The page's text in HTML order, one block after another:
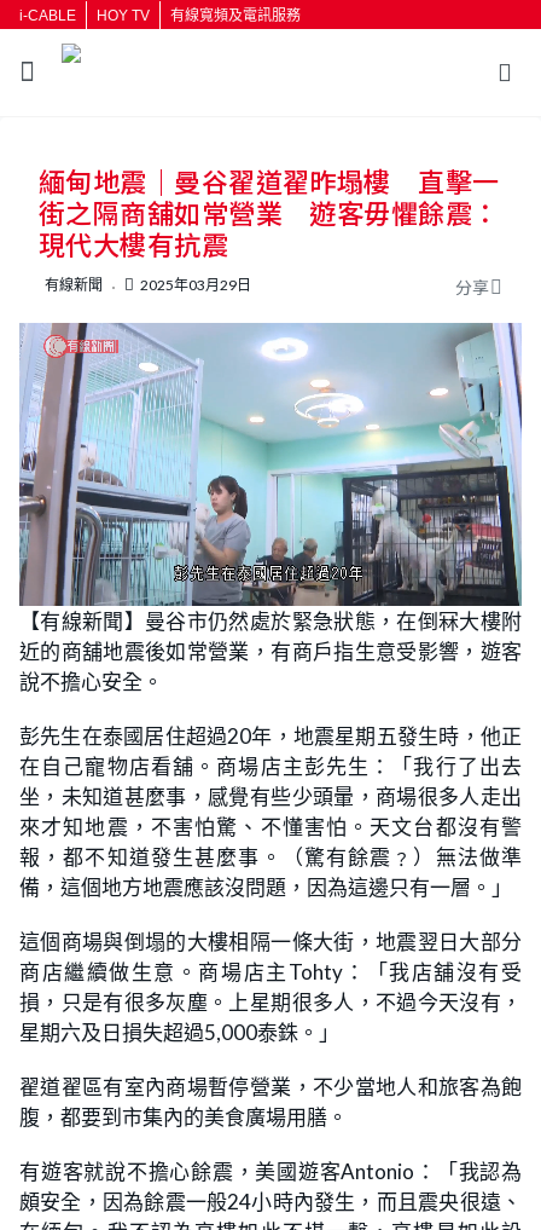
i-CABLE HOY TV 有線寬頻及電訊服務
按輸入鍵開始搜尋
緬甸地震｜曼谷翟道翟昨塌樓 直擊一
街之隔商舖如常營業 遊客毋懼餘震：
現代大樓有抗震
有線新聞 2025年03月29日 分享
U
n
m
t
e
L
o
a
d
e
d
8
5
%
【有線新聞】曼谷市仍然處於緊急狀態，在倒冧大樓附
近的商舖地震後如常營業，有商戶指生意受影響，遊客
說不擔心安全。
彭先生在泰國居住超過20年，地震星期五發生時，他正
在自己寵物店看舖。商場店主彭先生：「我行了出去
坐，未知道甚麼事，感覺有些少頭暈，商場很多人走出
來才知地震，不害怕驚、不懂害怕。天文台都沒有警
報，都不知道發生甚麼事。（驚有餘震﹖）無法做準
備，這個地方地震應該沒問題，因為這邊只有一層。」
這個商場與倒塌的大樓相隔一條大街，地震翌日大部分
商店繼續做生意。商場店主Tohty：「我店舖沒有受
損，只是有很多灰塵。上星期很多人，不過今天沒有，
星期六及日損失超過5,000泰銖。」
翟道翟區有室內商場暫停營業，不少當地人和旅客為飽
腹，都要到市集內的美食廣場用膳。
有遊客就說不擔心餘震，美國遊客Antonio：「我認為
頗安全，因為餘震一般24小時內發生，而且震央很遠、